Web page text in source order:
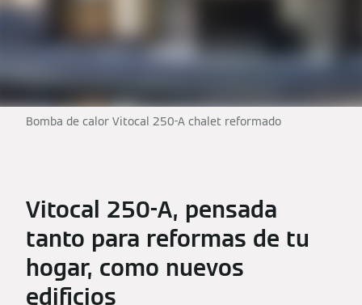
Bomba de calor Vitocal 250-A chalet reformado
Vitocal 250-A, pensada
tanto para reformas de tu
hogar, como nuevos
edificios